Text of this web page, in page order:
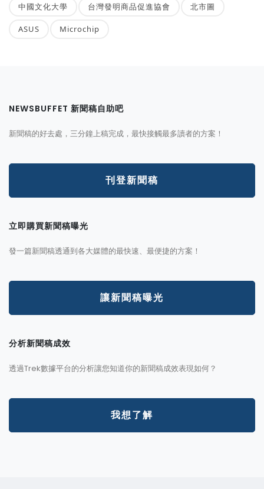
中國文化大學 台灣發明商品促進協會 北市圖
ASUS Microchip
NEWSBUFFET 新聞稿自助吧
新聞稿的好去處，三分鐘上稿完成，最快接觸最多讀者的方案！
刊登新聞稿
立即購買新聞稿曝光
發一篇新聞稿透通到各大媒體的最快速、最便捷的方案！
讓新聞稿曝光
分析新聞稿成效
透過Trek數據平台的分析讓您知道你的新聞稿成效表現如何？
我想了解